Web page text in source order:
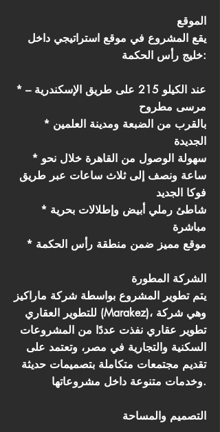
الموقع
يقع المشروع في موقع استراتيجي داخل
خليج رأس الحكمة:
* عند الكيلو 215 على طريق الإسكندرية –
مرسى مطروح
* بالقرب من الضبعة ومدينة العلمين
الجديدة
* سهولة الوصول من القاهرة خلال نحو
ساعة ونصف إلى ثلاث ساعات عبر طريق
فوكا الجديد
* شاطئ رملي أبيض وإطلالات بحرية
مباشرة
* موقع مميز ضمن منطقة رأس الحكمة
الشركة المطورة
يتم تطوير المشروع بواسطة شركة ماراكيز
للتطوير العقاري (Marakez)، وهي شركة
تطوير عقاري نفذت عددًا من المشروعات
السكنية والتجارية في مصر، وتعتمد على
تقديم مجتمعات متكاملة بتصميمات حديثة
وخدمات متنوعة داخل مشروعاتها.
التصميم والمساحة